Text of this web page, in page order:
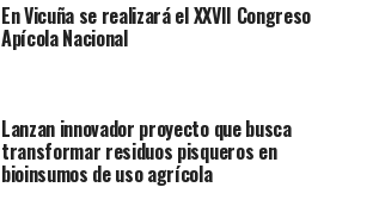
En Vicuña se realizará el XXVII Congreso
Apícola Nacional
Lanzan innovador proyecto que busca
transformar residuos pisqueros en
bioinsumos de uso agrícola